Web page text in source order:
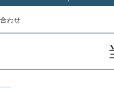
わせ